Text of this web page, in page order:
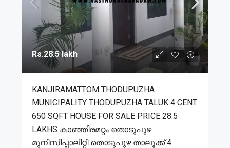
Rs.28.5 lakh
KANJIRAMATTOM THODUPUZHA
MUNICIPALITY THODUPUZHA TALUK 4 CENT
650 SQFT HOUSE FOR SALE PRICE 28.5
LAKHS കാഞ്ഞിരമറ്റം തൊടുപുഴ
മുനിസിപ്പാലിറ്റി തൊടുപുഴ താലൂക്ക് 4